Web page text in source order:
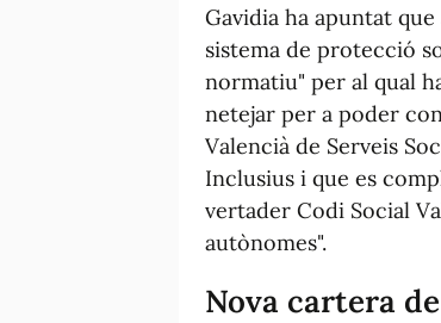
Gavidia ha apuntat
sistema de protecció
normatiu" per al qual
netejar per a poder
Valencià de Serveis
Inclusius i que es
vertader Codi Social
autònomes".
Nova cartera